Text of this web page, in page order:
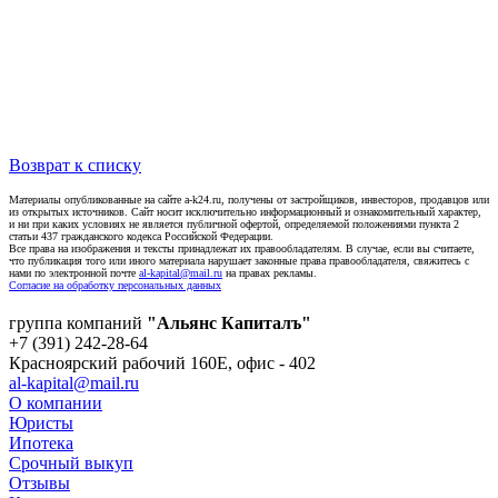
Возврат к списку
Материалы опубликованные на сайте a-k24.ru, получены от застройщиков, инвесторов, продавцов или
из открытых источников. Сайт носит исключительно информационный и ознакомительный характер,
и ни при каких условиях не является публичной офертой, определяемой положениями пункта 2
статьи 437 гражданского кодекса Российской Федерации.
Все права на изображения и тексты принадлежат их правообладателям. В случае, если вы считаете,
что публикация того или иного материала нарушает законные права правообладателя, свяжитесь с
нами по электронной почте al-kapital@mail.ru на правах рекламы.
Согласие на обработку персональных данных
группа компаний "Альянс Капиталъ"
+7 (391) 242-28-64
Красноярский рабочий 160E, офис - 402
al-kapital@mail.ru
О компании
Юристы
Ипотека
Срочный выкуп
Отзывы